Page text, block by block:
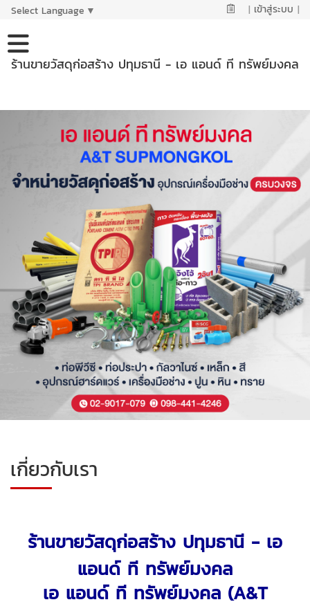
Select Language ▼ | เข้าสู่ระบบ |
ร้านขายวัสดุก่อสร้าง ปทุมธานี - เอ แอนด์ ที ทรัพย์มงคล
เกี่ยวกับเรา
ร้านขายวัสดุก่อสร้าง ปทุมธานี - เอ
แอนด์ ที ทรัพย์มงคล
เอ แอนด์ ที ทรัพย์มงคล (A&T